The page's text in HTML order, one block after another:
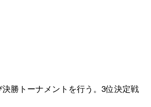
勝トーナメントを行う。3位決定戦